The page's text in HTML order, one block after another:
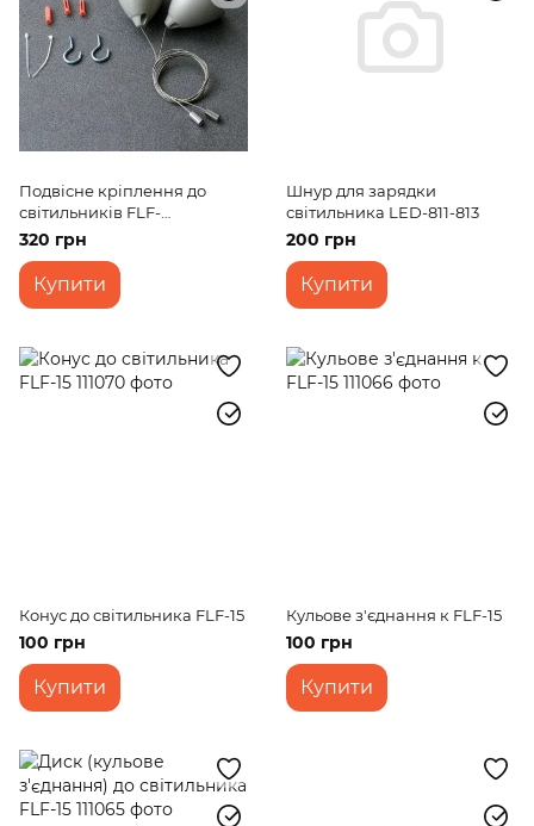
Подвісне кріплення до
світильників FLF-
31/32/33/34/38
320 грн
Купити
Шнур для зарядки
світильника LED-811-813
200 грн
Купити
Конус до світильника FLF-15
100 грн
Купити
Кульове з'єднання к FLF-15
100 грн
Купити